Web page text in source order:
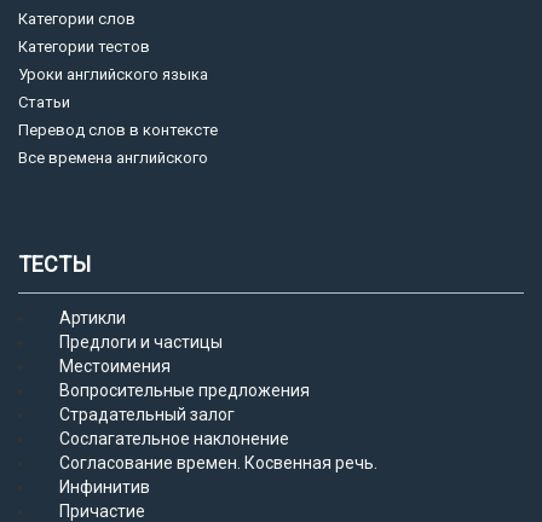
Категории слов
Категории тестов
Уроки английского языка
Статьи
Перевод слов в контексте
Все времена английского
ТЕСТЫ
Артикли
Предлоги и частицы
Местоимения
Вопросительные предложения
Страдательный залог
Сослагательное наклонение
Согласование времен. Косвенная речь.
Инфинитив
Причастие